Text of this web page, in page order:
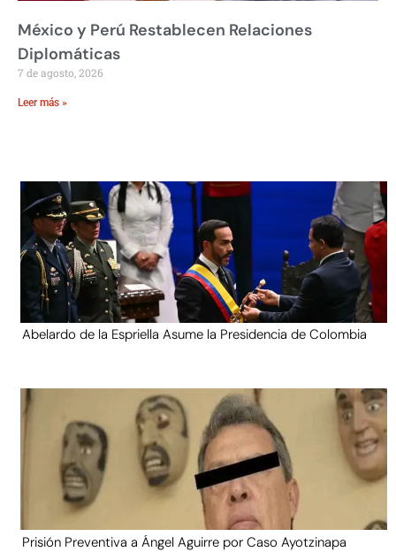
México y Perú Restablecen Relaciones
Diplomáticas
7 de agosto, 2026
Leer más »
Abelardo de la Espriella Asume la Presidencia de Colombia
Prisión Preventiva a Ángel Aguirre por Caso Ayotzinapa